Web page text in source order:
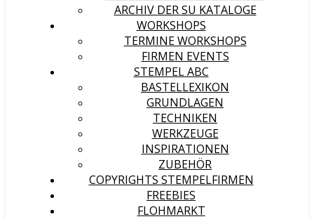
ARCHIV DER SU KATALOGE
WORKSHOPS
TERMINE WORKSHOPS
FIRMEN EVENTS
STEMPEL ABC
BASTELLEXIKON
GRUNDLAGEN
TECHNIKEN
WERKZEUGE
INSPIRATIONEN
ZUBEHÖR
COPYRIGHTS STEMPELFIRMEN
FREEBIES
FLOHMARKT